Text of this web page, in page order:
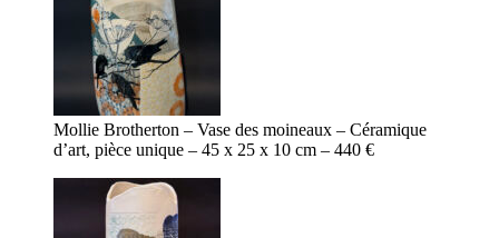
Mollie Brotherton – Vase des moineaux – Céramique
d’art, pièce unique – 45 x 25 x 10 cm – 440 €